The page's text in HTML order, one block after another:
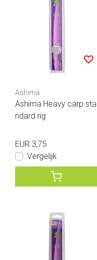
Ashima
Ashima Heavy carp sta
ndard rig
EUR 3,75
Vergelijk